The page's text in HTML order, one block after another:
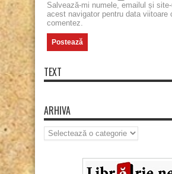
Salvează-mi numele, emailul și
acest navigator pentru data viitoare
comentez.
TEXT
ARHIVA
Arhiva